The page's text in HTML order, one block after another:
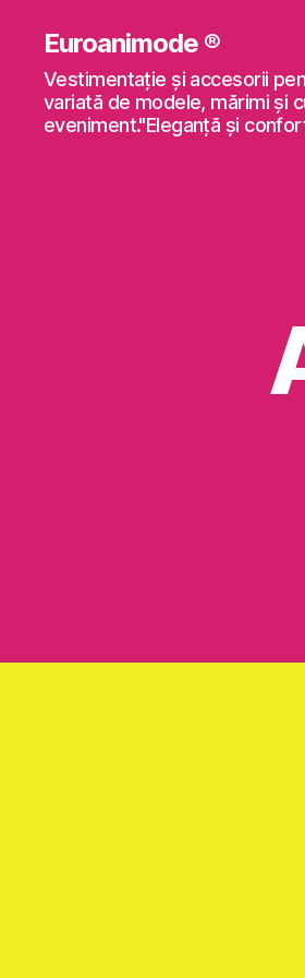
Euroanimode ®
Vestimentaţie şi accesorii
variată de modele, mărimi şi
eveniment."Eleganță și